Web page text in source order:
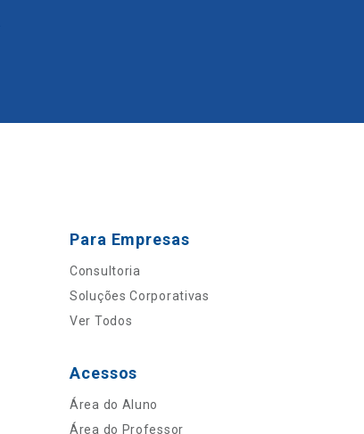
Para Empresas
Consultoria
Soluções Corporativas
Ver Todos
Acessos
Área do Aluno
Área do Professor